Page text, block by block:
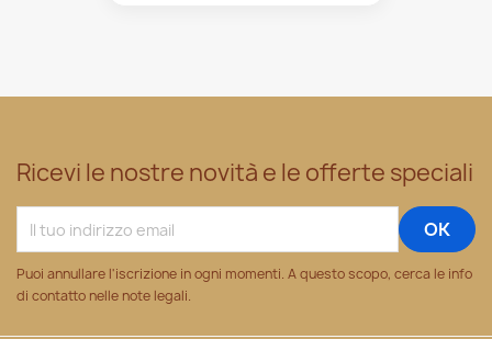
Ricevi le nostre novità e le offerte speciali
Puoi annullare l'iscrizione in ogni momenti. A questo scopo, cerca le info
di contatto nelle note legali.